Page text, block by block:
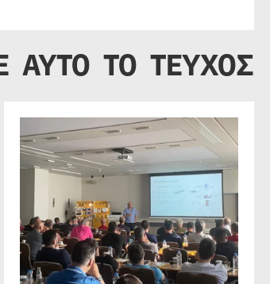
ΑΥΤΟ ΤΟ ΤΕΥΧΟΣ